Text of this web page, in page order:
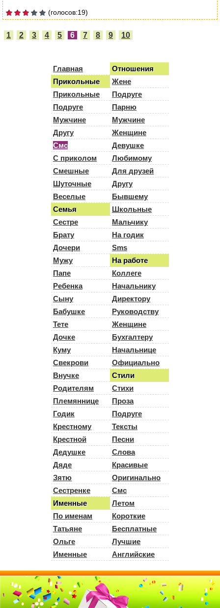
(голосов:19)
1 2 3 4 5 6 7 8 9 10
Главная
Прикольные
Прикольные
Подруге
Мужчине
Другу
Смс
С приколом
Смешные
Шуточные
Веселые
Семья
Сестре
Брату
Дочери
Мужу
Папе
Ребенка
Сыну
Бабушке
Тете
Дочке
Куму
Свекрови
Внучке
Родителям
Племяннице
Годик
Крестному
Крестной
Дедушке
Дяде
Зятю
Сестренке
Именные
По именам
Татьяне
Ольге
Именные
Отношения
Жене
Подруге
Парню
Мужчине
Женщине
Девушке
Любимому
Для друзей
Другу
Бывшему
Школьные
Мальчику
На годик
Sms
На работе
Коллеге
Начальнику
Директору
Руководству
Женщине
Бухгалтеру
Начальнице
Официально
Стили
Стихи
Проза
Подруге
Тексты
Песни
Слова
Красивые
Оригинально
Смс
Летом
Короткие
Бесплатные
Лучшие
Английские